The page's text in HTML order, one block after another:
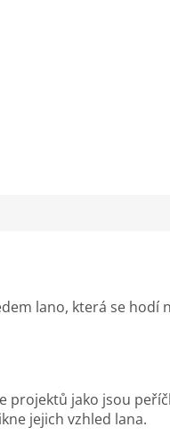
lano, která se hodí
projektů jako jsou
jejich vzhled lana.